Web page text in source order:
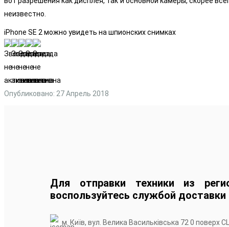
неизвестно.
iPhone SE 2 можно увидеть на шпионских снимках
Опубликовано: 27 Апрель 2018
Для отправки техники из
воспользуйтесь службой доставки
м. Київ, вул. Велика Васильківська 72 0 поверх